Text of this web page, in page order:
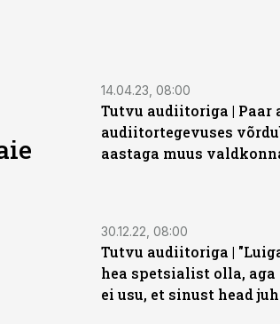
14.04.23, 08:00
Tutvu audiitoriga | Paar
audiitortegevuses
aastaga muus
30.12.22, 08:00
Tutvu audiitoriga |
hea spetsialist olla,
ei usu, et sinust head